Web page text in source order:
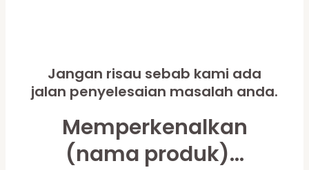
Jangan risau sebab kami ada
jalan penyelesaian masalah anda.
Memperkenalkan
(nama produk)...